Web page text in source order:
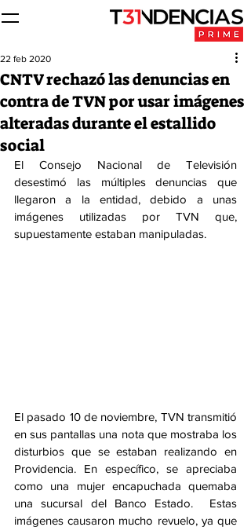
CNTV rechazó las denuncias en
contra de TVN por usar imágenes
alteradas durante el estallido
social
22 feb 2020
El Consejo Nacional de Televisión
desestimó las múltiples denuncias que
llegaron a la entidad, debido a unas
imágenes utilizadas por TVN que,
supuestamente estaban manipuladas.
El pasado 10 de noviembre, TVN transmitió
en sus pantallas una nota que mostraba los
disturbios que se estaban realizando en
Providencia. En específico, se apreciaba
como una mujer encapuchada quemaba
una sucursal del Banco Estado.  Estas
imágenes causaron mucho revuelo, ya que